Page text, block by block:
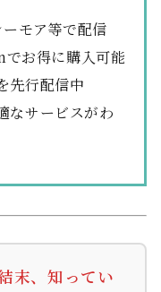
モア等で配信
お得に購入可能
先行配信中
なサービスがわ
末、知ってい